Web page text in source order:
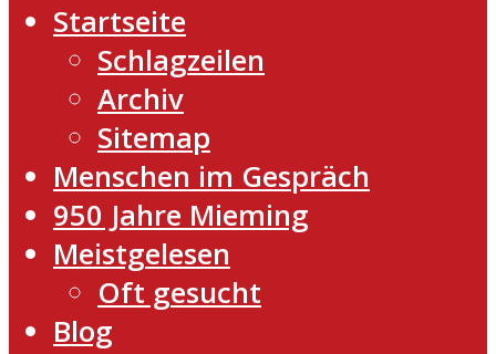
Startseite
Schlagzeilen
Archiv
Sitemap
Menschen im Gespräch
950 Jahre Mieming
Meistgelesen
Oft gesucht
Blog